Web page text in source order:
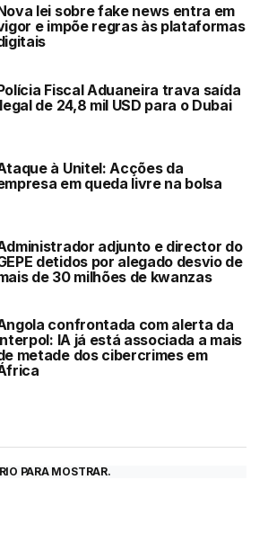
lei sobre fake news entra em
e impõe regras às plataformas
Fiscal Aduaneira trava saída
de 24,8 mil USD para o Dubai
à Unitel: Acções da
em queda livre na bolsa
adjunto e director do
detidos por alegado desvio de
de 30 milhões de kwanzas
confrontada com alerta da
IA já está associada a mais
metade dos cibercrimes em
PARA MOSTRAR.